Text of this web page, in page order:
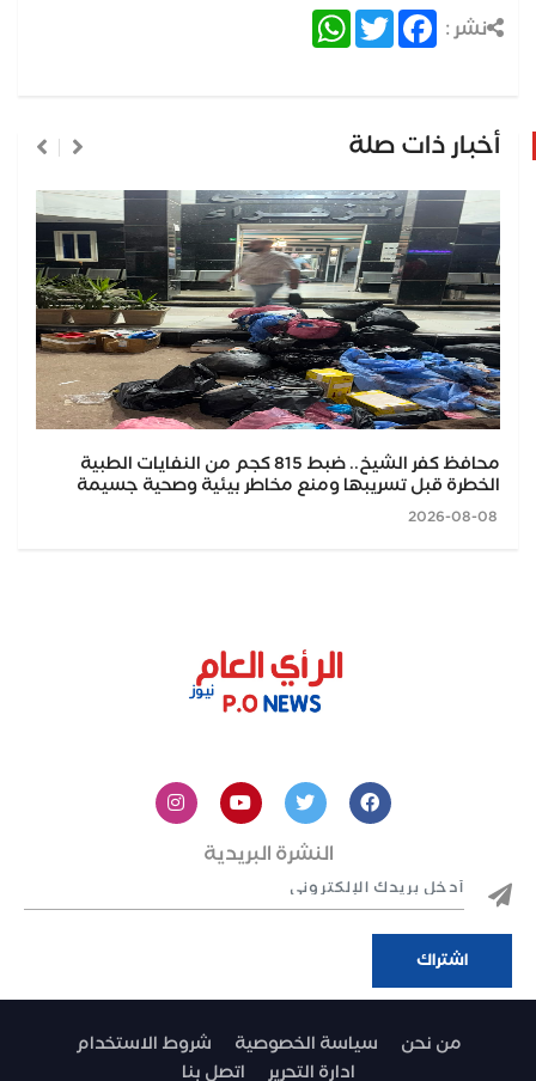
نشر : Facebook
Twitter
WhatsApp
أخبار ذات صلة
محافظ كفر الشيخ.. ضبط 815 كجم من النفايات الطبية
الخطرة قبل تسريبها ومنع مخاطر بيئية وصحية جسيمة
النشرة البريدية
من نحن سياسة الخصوصية
شروط الاستخدام
ادارة التحرير
اتصل بنا